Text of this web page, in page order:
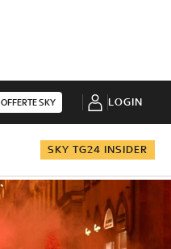
OFFERTE SKY LOGIN
SKY TG24 INSIDER